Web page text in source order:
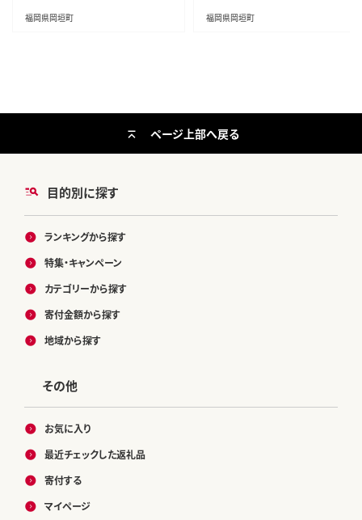
福岡県岡垣町 福岡県岡垣町
目的別に探す
ランキングから探す
特集・キャンペーン
カテゴリーから探す
寄付金額から探す
地域から探す
その他
お気に入り
最近チェックした返礼品
寄付する
マイページ
ページ上部へ戻る